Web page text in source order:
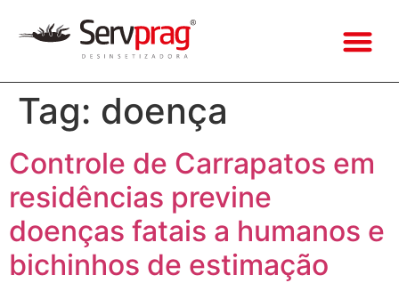
Tag: doença
Controle de Carrapatos em
residências previne
doenças fatais a humanos e
bichinhos de estimação